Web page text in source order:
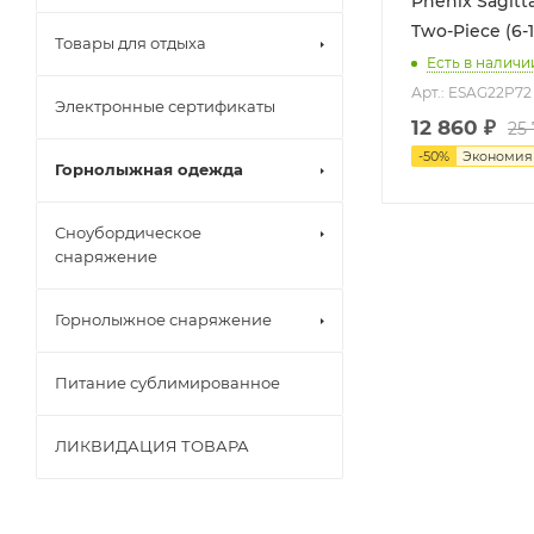
Two-Piece (6-
Есть в
Арт.: ESAG22P72
12 860 ₽ 25
-50% Экономия
Товары для отдыха
Электронные сертификаты
Горнолыжная одежда
Сноубордическое
снаряжение
Горнолыжное снаряжение
Питание сублимированное
ЛИКВИДАЦИЯ ТОВАРА